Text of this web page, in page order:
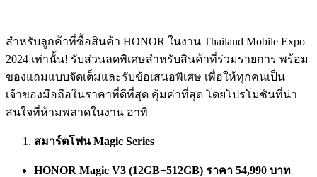
สำหรับลูกค้าที่ซื้อสินค้า HONOR ในงาน Thailand Mobile Expo
2024 เท่านั้น! รับส่วนลดพิเศษสำหรับสินค้าที่ร่วมรายการ พร้อม
ของแถมแบบจัดเต็มและรับข้อเสนอพิเศษ เพื่อให้ทุกคนเป็น
เจ้าของมือถือในราคาที่ดีที่สุด คุ้มค่าที่สุด โดยโปรโมชันที่น่า
สนใจที่ห้ามพลาดในงาน อาทิ
สมาร์ตโฟนMagic Series
HONOR Magic V3 (12GB+512GB) ราคา 54,990 บาท